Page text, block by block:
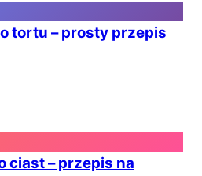
tortu – prosty przepis
ciast – przepis na